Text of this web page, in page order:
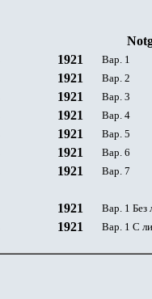
1921 Вар. 1
1921 Вар. 2
1921 Вар. 3
1921 Вар. 4
1921 Вар. 5
1921 Вар. 6
1921 Вар. 7
1921 Вар. 1 Без
1921 Вар. 1 С